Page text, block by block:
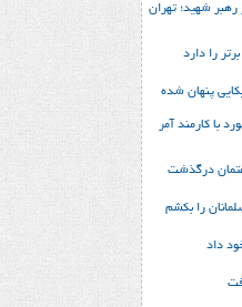
رهبر شهید؛‌ تهران‌
را دارد
پنهان شده
با کارمند آمر
درگذشت
را بکشم
داد